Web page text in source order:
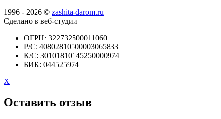
1996 - 2026 © zashita-darom.ru
Сделано в веб-студии
ОГРН: 322732500011060
Р/C: 40802810500003065833
К/С: 30101810145250000974
БИК: 044525974
X
Оставить отзыв